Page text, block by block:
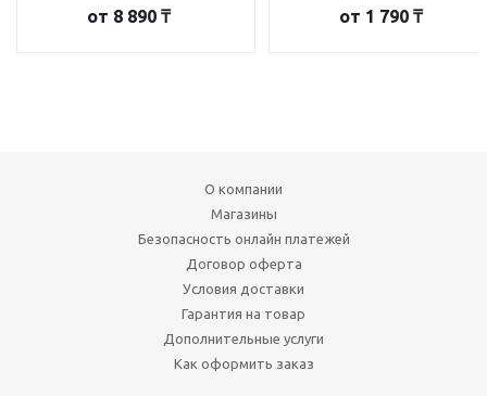
от 8 890 ₸ от 1 790 ₸
О компании
Магазины
Безопасность онлайн платежей
Договор оферта
Условия доставки
Гарантия на товар
Дополнительные услуги
Как оформить заказ